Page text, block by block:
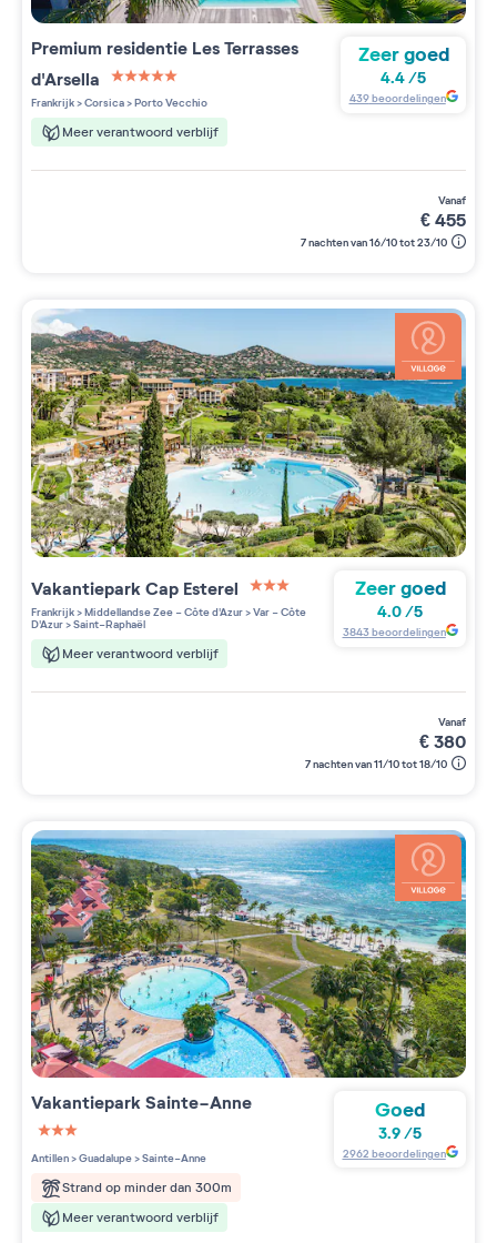
Premium residentie Les Terrasses
d'Arsella
5 étoiles sur 5
Frankrijk>Corsica>Porto Vecchio
Meer verantwoord verblijf
Zeer goed
4.4/5
439beoordelingen
vanaf
€455
7 nachten van 16/10 tot 23/10
VakantieparkCap Esterel
3 étoiles sur 5
Frankrijk>Middellandse Zee - Côte d'Azur>Var - Côte
D'Azur>Saint-Raphaël
Meer verantwoord verblijf
Zeer goed
4.0/5
3843beoordelingen
vanaf
€380
7 nachten van 11/10 tot 18/10
VakantieparkSainte-Anne
3 étoiles sur 5
Antillen>Guadalupe>Sainte-Anne
Strand op minder dan 300m
Meer verantwoord verblijf
Goed
3.9/5
2962 beoordelingen